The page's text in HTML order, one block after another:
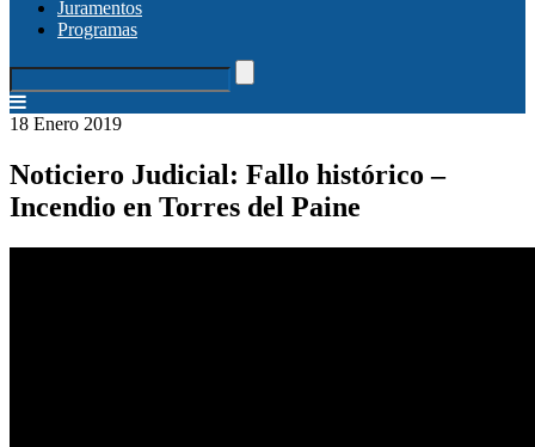
Juramentos
Programas
18 Enero 2019
Noticiero Judicial: Fallo histórico –
Incendio en Torres del Paine